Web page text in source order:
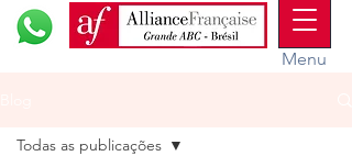
Menu
Todas as publicações